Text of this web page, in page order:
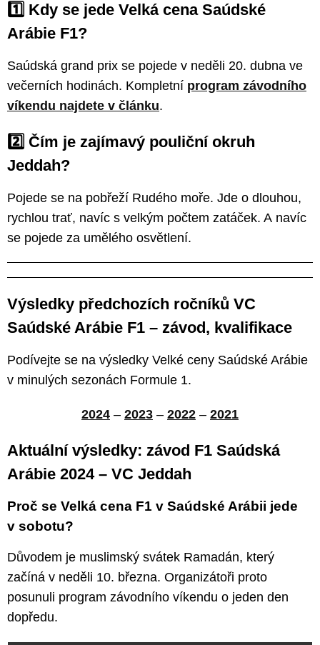
1️⃣ Kdy se jede Velká cena Saúdské
Arábie F1?
Saúdská grand prix se pojede v neděli 20. dubna ve
večerních hodinách. Kompletní program závodního
víkendu najdete v článku.
2️⃣ Čím je zajímavý pouliční okruh
Jeddah?
Pojede se na pobřeží Rudého moře. Jde o dlouhou,
rychlou trať, navíc s velkým počtem zatáček. A navíc
se pojede za umělého osvětlení.
Výsledky předchozích ročníků VC
Saúdské Arábie F1 – závod, kvalifikace
Podívejte se na výsledky Velké ceny Saúdské Arábie
v minulých sezonách Formule 1.
2024 – 2023 – 2022 – 2021
Aktuální výsledky: závod F1 Saúdská
Arábie 2024 – VC Jeddah
Proč se Velká cena F1 v Saúdské Arábii jede
v sobotu?
Důvodem je muslimský svátek Ramadán, který
začíná v neděli 10. března. Organizátoři proto
posunuli program závodního víkendu o jeden den
dopředu.